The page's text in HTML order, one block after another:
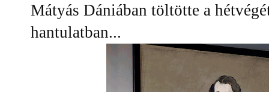
Mátyás Dániában töltötte a
hantulatban...